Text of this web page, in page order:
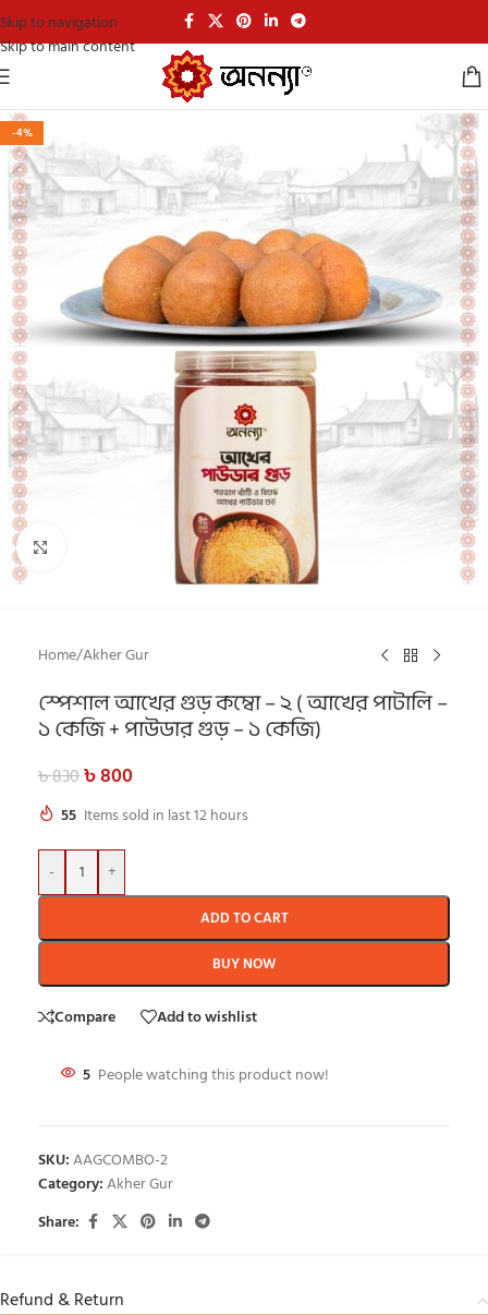
Skip to navigation
Skip to main content
-4%
Home/Akher Gur
স্পেশাল আখের গুড় কম্বো – ২ ( আখের পাটালি –
১ কেজি + পাউডার গুড় – ১ কেজি)
৳830৳800
55 Items sold in last 12 hours
- +
ADD TO CART
BUY NOW
Compare Add to wishlist
5 People watching this product now!
SKU:AAGCOMBO-2
Category:Akher Gur
Share:
Refund & Return